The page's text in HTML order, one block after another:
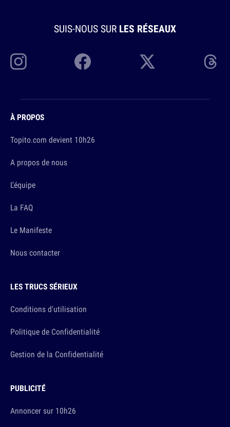
SUIS-NOUS SUR LES RÉSEAUX
À PROPOS
Topito.com devient 10h26
A propos de nous
L'équipe
La FAQ
Le Manifeste
Nous contacter
LES TRUCS SÉRIEUX
Conditions d'utilisation
Politique de Confidentialité
Gestion de la Confidentialité
PUBLICITÉ
Annoncer sur 10h26